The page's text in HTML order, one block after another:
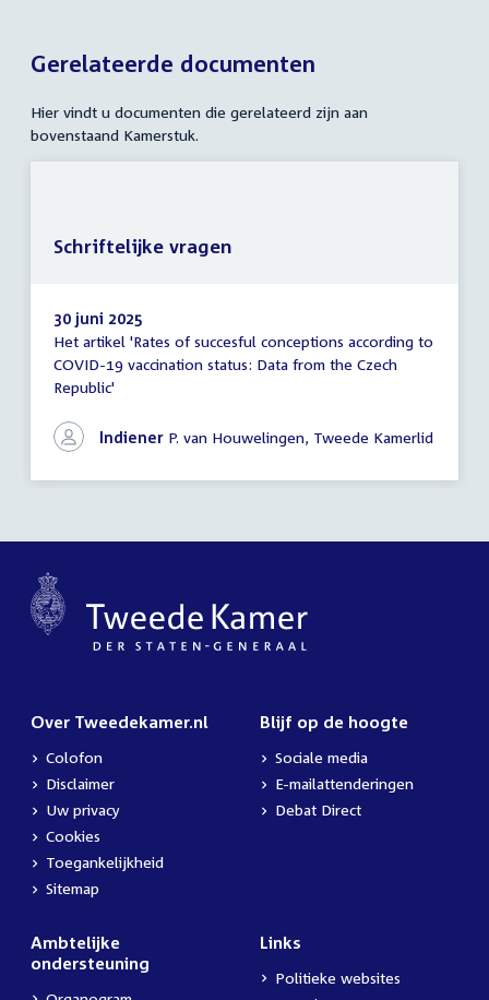
Gerelateerde documenten
Hier vindt u documenten die gerelateerd zijn aan
bovenstaand Kamerstuk.
Schriftelijke
vragen
30 juni 2025
Het artikel 'Rates of succesful conceptions according to
COVID-19 vaccination status: Data from the Czech
Republic'
Indiener P. van Houwelingen, Tweede Kamerlid
Schriftelijke vragen
Over Tweedekamer.nl
Colofon
Disclaimer
Uw privacy
Cookies
Toegankelijkheid
Sitemap
Blijf op de hoogte
Sociale media
E-mailattenderingen
Debat Direct
Ambtelijke
ondersteuning
Links
Politieke websites